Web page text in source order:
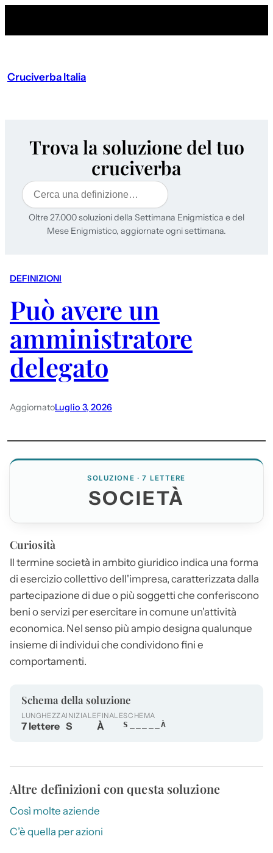
Cruciverba Italia
Trova la soluzione del tuo
cruciverba
Cerca
Oltre 27.000 soluzioni della Settimana Enigmistica e del
Mese Enigmistico, aggiornate ogni settimana.
DEFINIZIONI
Può avere un
amministratore
delegato
AggiornatoLuglio 3, 2026
SOLUZIONE · 7 LETTERE
SOCIETÀ
Curiosità
Il termine società in ambito giuridico indica una forma
di esercizio collettivo dell'impresa, caratterizzata dalla
partecipazione di due o più soggetti che conferiscono
beni o servizi per esercitare in comune un'attività
economica. Nel senso più ampio designa qualunque
insieme di individui che condividono fini e
comportamenti.
Schema della soluzione
LUNGHEZZA
7 lettere
INIZIALE
S
FINALE
À
SCHEMA
S_____À
Altre definizioni con questa soluzione
Così molte aziende
C’è quella per azioni